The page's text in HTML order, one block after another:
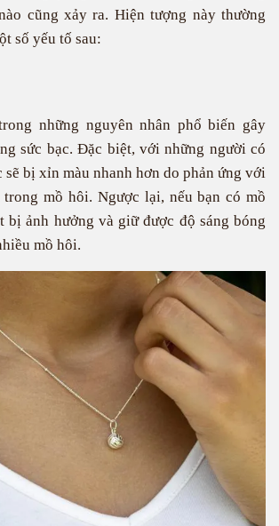
cũng xảy ra. Hiện tượng này thường
số yếu tố sau:
những nguyên nhân phổ biến gây
sức bạc. Đặc biệt, với những người có
sẽ bị xỉn màu nhanh hơn do phản ứng với
trong mồ hôi. Ngược lại, nếu bạn có mồ
bị ảnh hưởng và giữ được độ sáng bóng
mồ hôi.